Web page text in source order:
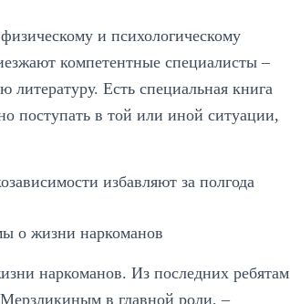
и психологическому
компетентные специалисты –
Есть специальная книга
поступать в той или иной ситуации,
о жизни наркоманов
наркоманов. Из последних ребятам
в главной роли, –